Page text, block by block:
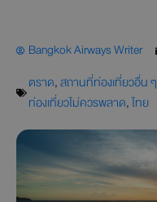
Bangkok Airways Writer
ตราด,สถานที่ท่องเที่ยวอื่น ๆ
ท่องเที่ยวไม่ควรพลาด,ไทย